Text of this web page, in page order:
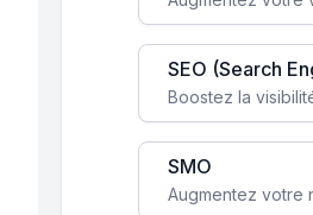
SEO (Search
SMO